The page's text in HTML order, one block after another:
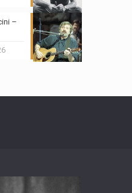
–